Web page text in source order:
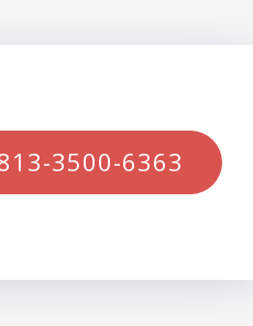
3500-6363